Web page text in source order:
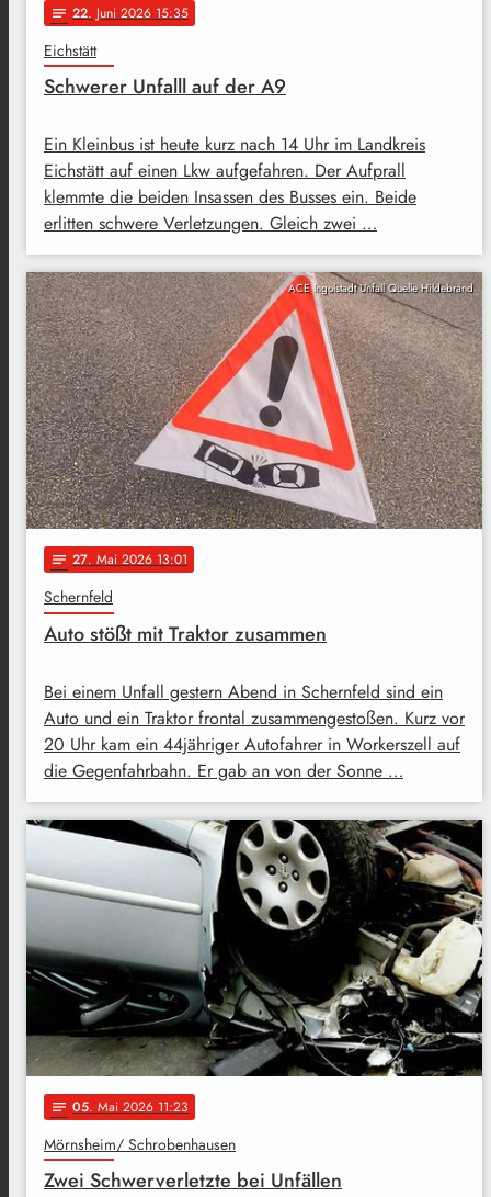
notes 22. Juni 2026 15:35
Eichstätt
Schwerer Unfalll auf der A9
Ein Kleinbus ist heute kurz nach 14 Uhr im Landkreis
Eichstätt auf einen Lkw aufgefahren. Der Aufprall
klemmte die beiden Insassen des Busses ein. Beide
erlitten schwere Verletzungen. Gleich zwei …
ACE Ingolstadt Unfall Quelle Hildebrand
notes 27. Mai 2026 13:01
Schernfeld
Auto stößt mit Traktor zusammen
Bei einem Unfall gestern Abend in Schernfeld sind ein
Auto und ein Traktor frontal zusammengestoßen. Kurz vor
20 Uhr kam ein 44jähriger Autofahrer in Workerszell auf
die Gegenfahrbahn. Er gab an von der Sonne …
notes 05. Mai 2026 11:23
Mörnsheim/ Schrobenhausen
Zwei Schwerverletzte bei Unfällen